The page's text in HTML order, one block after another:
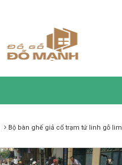
Bộ bàn ghế giả cổ trạm tứ linh gỗ lim